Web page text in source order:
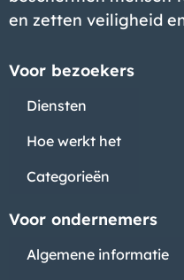
en zetten veiligheid
Voor bezoekers
Diensten
Hoe werkt het
Categorieën
Voor ondernemers
Algemene informatie